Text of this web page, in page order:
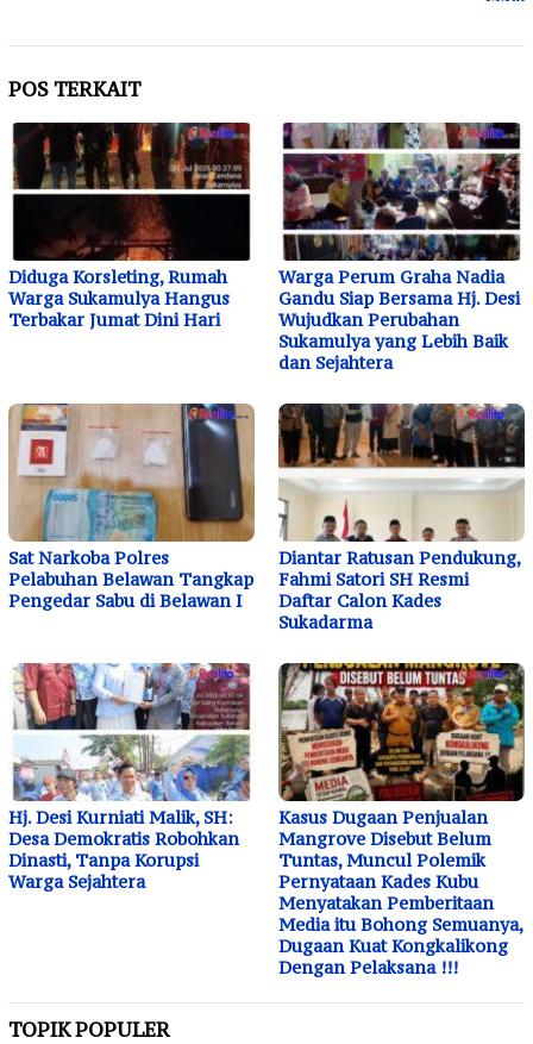
POS TERKAIT
Diduga Korsleting, Rumah
Warga Sukamulya Hangus
Terbakar Jumat Dini Hari
Warga Perum Graha Nadia
Gandu Siap Bersama Hj. Desi
Wujudkan Perubahan
Sukamulya yang Lebih Baik
dan Sejahtera
Sat Narkoba Polres
Pelabuhan Belawan Tangkap
Pengedar Sabu di Belawan I
Diantar Ratusan Pendukung,
Fahmi Satori SH Resmi
Daftar Calon Kades
Sukadarma
Hj. Desi Kurniati Malik, SH:
Desa Demokratis Robohkan
Dinasti, Tanpa Korupsi
Warga Sejahtera
Kasus Dugaan Penjualan
Mangrove Disebut Belum
Tuntas, Muncul Polemik
Pernyataan Kades Kubu
Menyatakan Pemberitaan
Media itu Bohong Semuanya,
Dugaan Kuat Kongkalikong
Dengan Pelaksana !!!
TOPIK POPULER